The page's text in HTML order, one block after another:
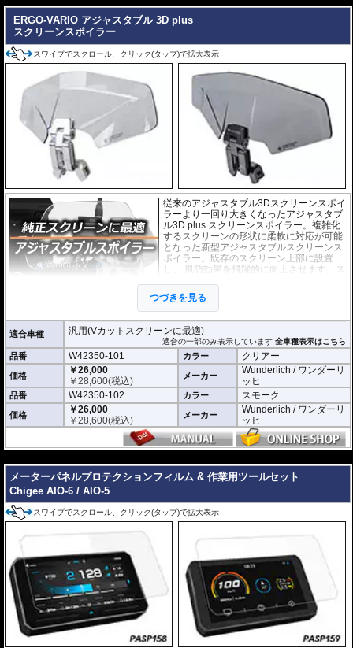
ERGO-VARIO アジャスタブル 3D plus
スクリーンスポイラー
スワイプでスクロール、クリック(タップ)で拡大表示
従来のアジャスタブル3Dスクリーンスポイ
ラーより一回り大きくなったアジャスタブ
ル3D plus スクリーンスポイラー。複雑化
するスクリーンの形状に柔軟に対応が可能
となった新型アジャスタブルスクリーンス
ポイラー。既存のスクリーン上部に設置
し、 風防効果を飛躍的に向上させます。ス
調整が可能。走行シーンに合わせてご利用
頂けます。また、不要な時にはと簡単 に取
り外すことができます。
外寸(スクリーン) : 横 x 高さ : 約24.5cm x 9.
5cm
※スクリーンを挟み込んで取り付けるタイ
プのため、上端に折り返しのあるスクリー
ンには使用できません。
※商品は汎用品ですが、一部車種について
はメーカーで取付確認がされています。詳
細は適合情報の全車種表示をご確認くださ
い。
つづきを見る
適合車種 汎用(Vカットスクリーンに最適)
適合の一部のみ表示しています全車種表示はこちら
品番 W42350-101 カラー クリアー
価格
￥26,000
￥28,600(税込) メーカー
Wunderlich / ワンダーリ
ッヒ
品番 W42350-102 カラー スモーク
価格
￥26,000
￥28,600(税込) メーカー
Wunderlich / ワンダーリ
ッヒ
メーターパネルプロテクションフィルム & 作業用ツールセット
Chigee AIO-6 / AIO-5
スワイプでスクロール、クリック(タップ)で拡大表示